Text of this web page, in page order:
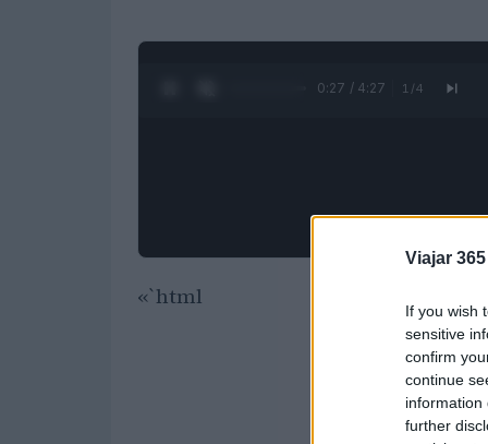
Viajar 365
If you wish
sensitive
confirm
continue
information
further
0:28 / 4:27 1 /4
«`html